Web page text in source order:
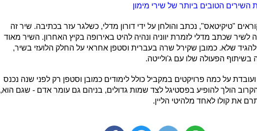
"טיקיטאס", נכתב והולחן על ידי דורון מדלי, כשלגר עזר בכתיבה. שיר זה
שכתב מדלי לזמרת יווניה ונהיה להיט באירופה בקיץ האחרון. השיר מאוד
שלא. כמובן שקירל שרה בעברית וסטפן אחראי על החלק הלועזי בשיר,
הפעולה שלו עם ג'ולייטה.
קירל רק בת 16 ועובדת על כמה פרויקטים במקביל כולל לימודים כמובן וסטפן רק לפני שנה נכנס
הקרוב הולך להופיע בפסטיגל לצד שמות גדולים, בניהם גם עומר אדם - שגם הוא,
את קולו לאחד מלהיטי הליין.